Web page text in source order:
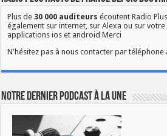
Plus de30 000 auditeurs écoutent Radio
également sur internet, sur Alexa ou sur
applications ios et android Merci
N'hésitez pas à nous contacter par téléphone
Notre dernier podcast à la une